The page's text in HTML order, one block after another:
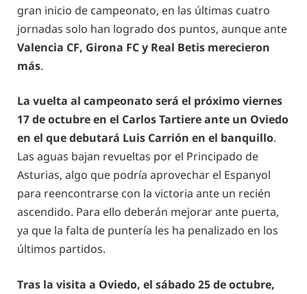
gran inicio de campeonato, en las últimas cuatro
jornadas solo han logrado dos puntos, aunque ante
Valencia CF, Girona FC y Real Betis merecieron
más.
La vuelta al campeonato será el próximo viernes
17 de octubre en el Carlos Tartiere ante un Oviedo
en el que debutará Luis Carrión en el banquillo.
Las aguas bajan revueltas por el Principado de
Asturias, algo que podría aprovechar el Espanyol
para reencontrarse con la victoria ante un recién
ascendido. Para ello deberán mejorar ante puerta,
ya que la falta de puntería les ha penalizado en los
últimos partidos.
Tras la visita a Oviedo, el sábado 25 de octubre,